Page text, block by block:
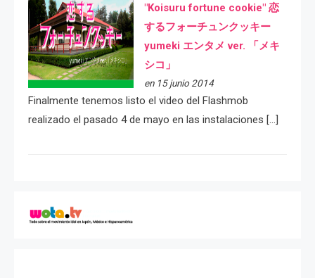
"Koisuru fortune cookie" 恋
するフォーチュンクッキー
yumeki エンタメ ver. 「メキ
シコ」
en 15 junio 2014
Finalmente tenemos listo el video del Flashmob
realizado el pasado 4 de mayo en las instalaciones […]